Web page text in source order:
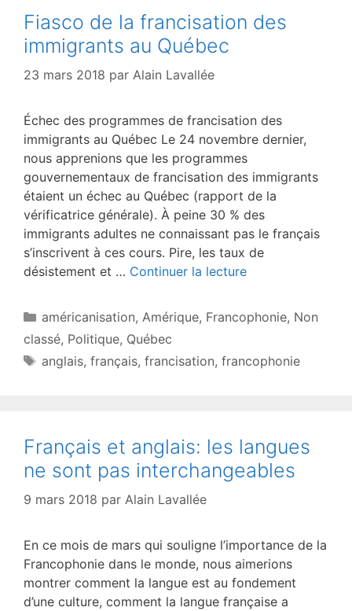
Fiasco de la francisation des
immigrants au Québec
23 mars 2018 par Alain Lavallée
Échec des programmes de francisation des
immigrants au Québec Le 24 novembre dernier,
nous apprenions que les programmes
gouvernementaux de francisation des immigrants
étaient un échec au Québec (rapport de la
vérificatrice générale). À peine 30 % des
immigrants adultes ne connaissant pas le français
s’inscrivent à ces cours. Pire, les taux de
désistement et … Continuer la lecture
Catégories
américanisation, Amérique, Francophonie, Non
classé, Politique, Québec
Étiquettes
anglais, français, francisation, francophonie
Français et anglais: les langues
ne sont pas interchangeables
9 mars 2018 par Alain Lavallée
En ce mois de mars qui souligne l’importance de la
Francophonie dans le monde, nous aimerions
montrer comment la langue est au fondement
d’une culture, comment la langue française a